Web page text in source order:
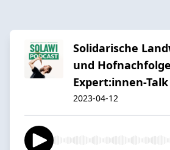
Solidarische
und
Expert:innen-Talk
2023-04-12